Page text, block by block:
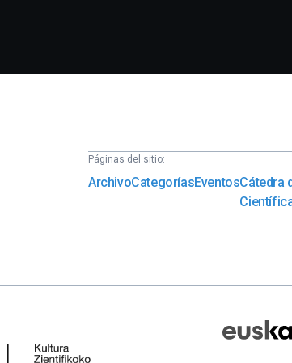
Páginas del sitio:
ArchivoCategoríasEventosCátedra
Fundazioa